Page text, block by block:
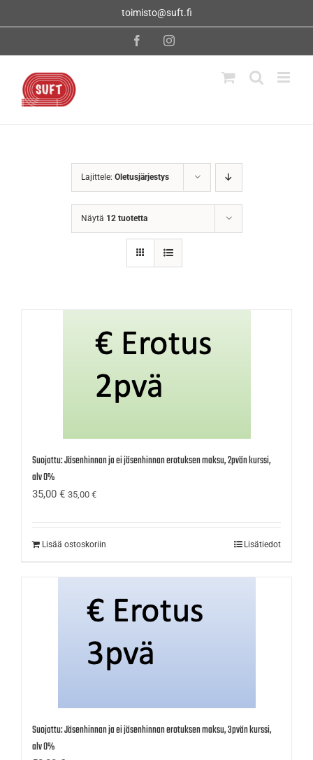
toimisto@suft.fi
FacebookInstagram
Lajittele: Oletusjärjestys
Näytä 12 tuotetta
Suojattu: Jäsenhinnan ja ei jäsenhinnan erotuksen maksu, 2pvän kurssi,
alv 0%
35,00 € 35,00 €
Lisää ostoskoriin Lisätiedot
Suojattu: Jäsenhinnan ja ei jäsenhinnan erotuksen maksu, 3pvän kurssi,
alv 0%